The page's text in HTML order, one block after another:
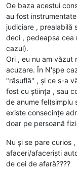
Oe baza acestui
au fost
judiciare , prealabilă
deci , pedeapsa cea
cazul).
Ori , eu nu am văzut
acuzare. În N'șpe
"răsuflă" , și ce s-a
fost cu știința , sau
de anume fel(simplu
existe consecințe
doar pe persoană
Nu și se pare curios
afaceri/afaceriști
de cei de afară????